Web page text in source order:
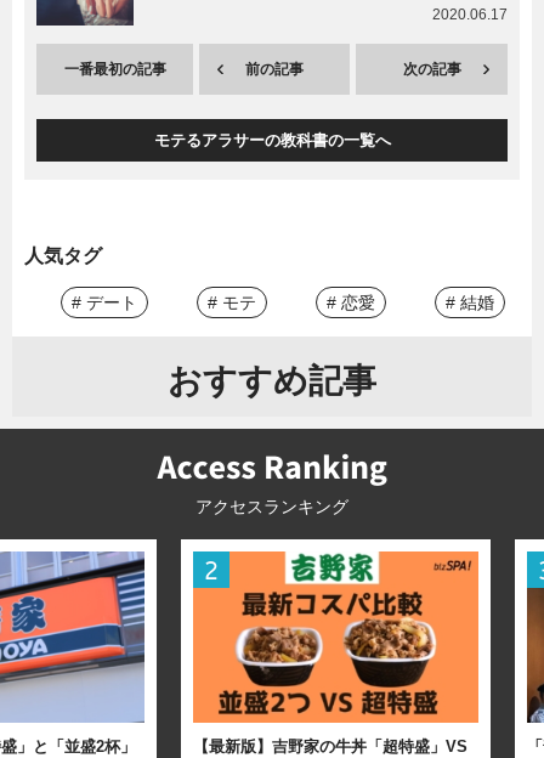
2020.06.17
一番最初の記事 前の記事 次の記事
モテるアラサーの教科書の一覧へ
人気タグ
# デート # モテ # 恋愛 # 結婚
おすすめ記事
アクセスランキング
」と「並盛2杯」
【最新版】吉野家の牛丼「超特盛」VS